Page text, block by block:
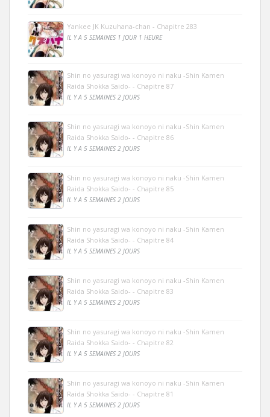
Yankee JK Kuzuhana-chan - Chapitre 283
IL Y A 5 SEMAINES 1 JOUR 1 HEURE
Shin no yasuragi wa konoyo ni naku -Shin Kamen
Raida Shokka Saido- - Chapitre 87
IL Y A 5 SEMAINES 2 JOURS
Shin no yasuragi wa konoyo ni naku -Shin Kamen
Raida Shokka Saido- - Chapitre 86
IL Y A 5 SEMAINES 2 JOURS
Shin no yasuragi wa konoyo ni naku -Shin Kamen
Raida Shokka Saido- - Chapitre 85
IL Y A 5 SEMAINES 2 JOURS
Shin no yasuragi wa konoyo ni naku -Shin Kamen
Raida Shokka Saido- - Chapitre 84
IL Y A 5 SEMAINES 2 JOURS
Shin no yasuragi wa konoyo ni naku -Shin Kamen
Raida Shokka Saido- - Chapitre 83
IL Y A 5 SEMAINES 2 JOURS
Shin no yasuragi wa konoyo ni naku -Shin Kamen
Raida Shokka Saido- - Chapitre 82
IL Y A 5 SEMAINES 2 JOURS
Shin no yasuragi wa konoyo ni naku -Shin Kamen
Raida Shokka Saido- - Chapitre 81
IL Y A 5 SEMAINES 2 JOURS